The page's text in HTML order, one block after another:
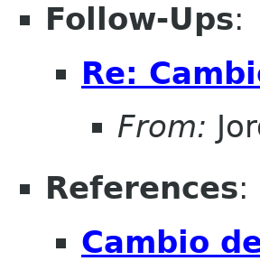
Follow-Ups:
Re:
From:
References:
Cambio